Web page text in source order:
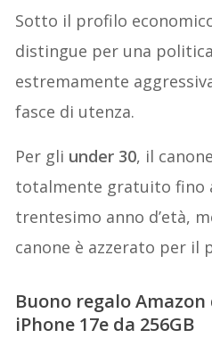
Sotto il profilo
distingue per una
estremamente
fasce di utenza.
Per gli under 30, il
totalmente gratuito fino
trentesimo anno d’età,
canone è azzerato per il
Buono regalo Amazon
iPhone 17e da 256GB